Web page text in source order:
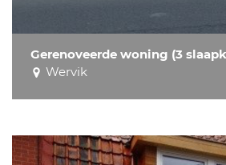
Gerenoveerde woning (3
Wervik